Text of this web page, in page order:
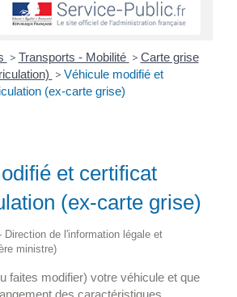
> Transports - Mobilité > Carte grise
> Véhicule modifié et
(ex-carte grise)
et certificat
(ex-carte grise)
Direction de l'information légale et
ministre)
faites modifier) votre véhicule et que
des caractéristiques